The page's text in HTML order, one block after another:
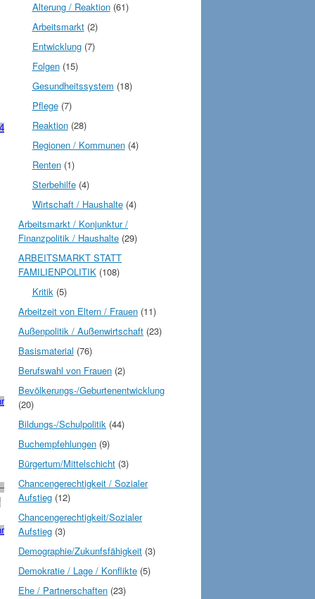
Alterung / Reaktion(61)
Arbeitsmarkt(2)
Entwicklung(7)
Folgen(15)
Gesundheitssystem (18)
Pflege(7)
Reaktion(28)
Regionen / Kommunen(4)
Renten(1)
Sterbehilfe(4)
Wirtschaft / Haushalte(4)
Arbeitsmarkt / Konjunktur /
Finanzpolitik / Haushalte (29)
ARBEITSMARKT STATT
FAMILIENPOLITIK (108)
Kritik(5)
Arbeitzeit von Eltern / Frauen (11)
Außenpolitik / Außenwirtschaft (23)
Basismaterial (76)
Berufswahl von Frauen (2)
Bevölkerungs-/Geburtenentwicklung
(20)
Bildungs-/Schulpolitik (44)
Buchempfehlungen (9)
Bürgertum/Mittelschicht (3)
Chancengerechtigkeit / Sozialer
Aufstieg (12)
Chancengerechtigkeit/Sozialer
Aufstieg (3)
Demographie/Zukunfsfähigkeit (3)
Demokratie / Lage / Konflikte (5)
Ehe / Partnerschaften (23)